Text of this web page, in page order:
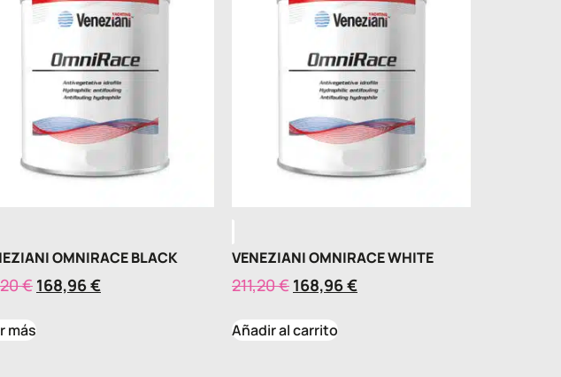
OMNIRACE BLACK
€ 168,96€
más
VENEZIANI OMNIRACE WHITE
211,20€ 168,96€
Añadir al carrito